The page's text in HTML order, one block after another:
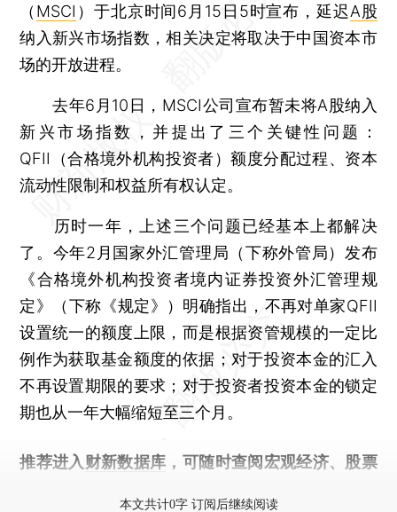
（ MSCI ）于北京时间6月15日5时宣布，延迟A股
纳入新兴市场指数，相关决定将取决于中国资本市
场的开放进程。
去年6月10日，MSCI公司宣布暂未将A股纳入
新兴市场指数，并提出了三个关键性问题：
QFII（合格境外机构投资者）额度分配过程、资本
流动性限制和权益所有权认定。
历时一年，上述三个问题已经基本上都解决
了。今年2月国家外汇管理局（下称外管局）发布
《合格境外机构投资者境内证券投资外汇管理规
定》（下称《规定》）明确指出，不再对单家QFII
设置统一的额度上限，而是根据资管规模的一定比
例作为获取基金额度的依据；对于投资本金的汇入
不再设置期限的要求；对于投资者投资本金的锁定
期也从一年大幅缩短至三个月。
推荐进入 财新数据库 ，可随时查阅宏观经济、股票
本文共计0字 订阅后继续阅读